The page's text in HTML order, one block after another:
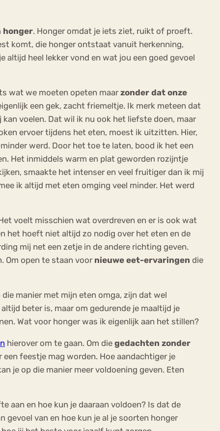
honger. Honger omdat je iets ziet, ruikt of proeft.
komt, die honger ontstaat vanuit herkenning,
altijd heel lekker vond en wat jou een goed gevoel
wat we moeten opeten maarzonder dat onze
een gek, zacht friemeltje. Ik merk meteen dat
voelen. Dat wil ik nu ook het liefste doen, maar
ervoer tijdens het eten, moest ik uitzitten. Hier,
werd. Door het toe te laten, bood ik het een
Het inmiddels warm en plat geworden rozijntje
smaakte het intenser en veel fruitiger dan ik mij
ik altijd met eten omging veel minder. Het werd
voelt misschien wat overdreven en er is ook wat
het hoeft niet altijd zo nodig over het eten en de
mij net een zetje in de andere richting geven.
Om open te staan voor nieuwe eet-ervaringen die
manier met mijn eten omga, zijn dat wel
beter is, maar om gedurende je maaltijd je
Wat voor honger was ik eigenlijk aan het stillen?
hierover om te gaan. Om die gedachten zonder
feestje mag worden. Hoe aandachtiger je
je op die manier meer voldoening geven. Eten
aan en hoe kun je daaraan voldoen? Is dat de
gevoel van en hoe kun je al je soorten honger